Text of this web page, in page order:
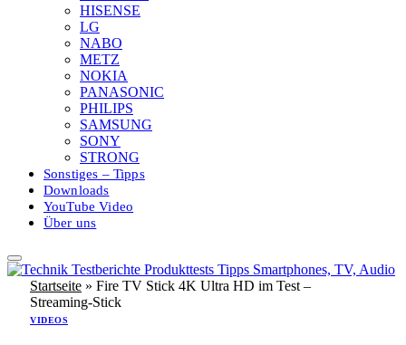
HISENSE
LG
NABO
METZ
NOKIA
PANASONIC
PHILIPS
SAMSUNG
SONY
STRONG
Sonstiges – Tipps
Downloads
YouTube Video
Über uns
Startseite » Fire TV Stick 4K Ultra HD im Test –
Streaming-Stick
VIDEOS